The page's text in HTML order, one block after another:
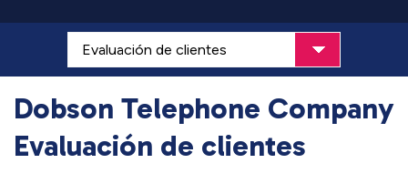
Dobson Telephone Company
Evaluación de clientes